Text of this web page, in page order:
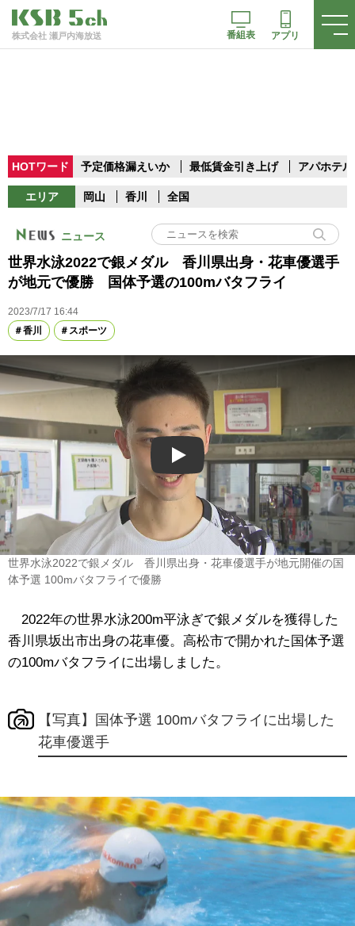
株式会社 瀬戸内海放送 番組表 アプリ
HOTワード 予定価格漏えいか 最低賃金引き上げ アパホテル
エリア 岡山 香川 全国
ニュース
世界水泳2022で銀メダル 香川県出身・花車優選手
が地元で優勝 国体予選の100mバタフライ
2023/7/17 16:44
香川
スポーツ
Play
世界水泳2022で銀メダル 香川県出身・花車優選手が地元開催の国
体予選 100mバタフライで優勝
2022年の世界水泳200m平泳ぎで銀メダルを獲得した
香川県坂出市出身の花車優。高松市で開かれた国体予選
の100mバタフライに出場しました。
【写真】国体予選 100mバタフライに出場した
花車優選手